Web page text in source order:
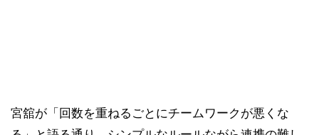
宮舘が「回数を重ねるごとにチームワークが悪くな